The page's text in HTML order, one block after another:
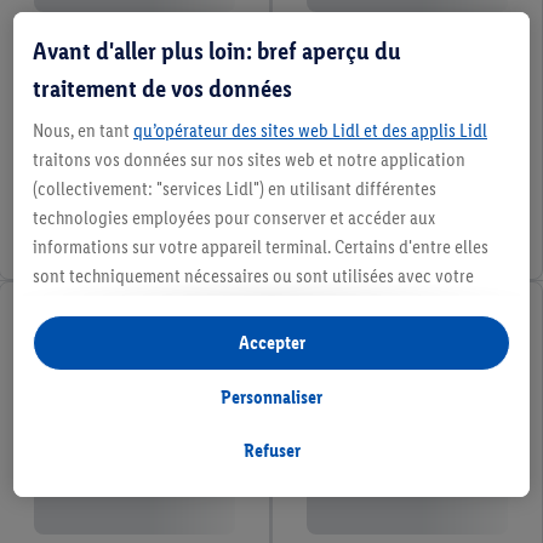
Avant d'aller plus loin: bref aperçu du
traitement de vos données
Nous, en tant qu’opérateur des sites web Lidl et des applis Lidl
traitons vos données sur nos sites web et notre application
(collectivement: "services Lidl") en utilisant différentes
technologies employées pour conserver et accéder aux
informations sur votre appareil terminal. Certains d'entre elles
sont techniquement nécessaires ou sont utilisées avec votre
des statistiques ou pour des publicités personnalisées au sein
et en dehors des services Lidl. Si vous participez au programme
Lidl Plus, les données issues de votre comportement d’achat en
Si vous donnez consentement ici à des fins de publicités
Refuser
Personnaliser
Accepter